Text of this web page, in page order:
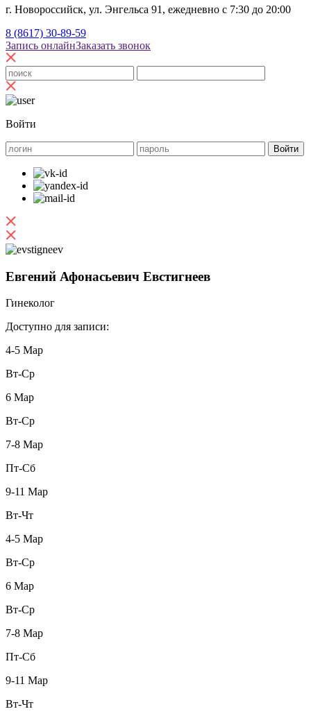
г. Новороссийск, ул. Энгельса 91, ежедневно с 7:30 до 20:00
8 (8617) 30-89-59
Запись онлайнЗаказать звонок
Войти
Евгений Афонасьевич Евстигнеев
Гинеколог
Доступно для записи:
4-5 Мар
Вт-Ср
6 Мар
Вт-Ср
7-8 Мар
Пт-Сб
9-11 Мар
Вт-Чт
4-5 Мар
Вт-Ср
6 Мар
Вт-Ср
7-8 Мар
Пт-Сб
9-11 Мар
Вт-Чт